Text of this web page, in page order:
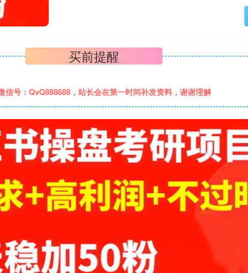
买前提醒
号：QvQ888688，站长会在第一时间补发资料，谢谢理解